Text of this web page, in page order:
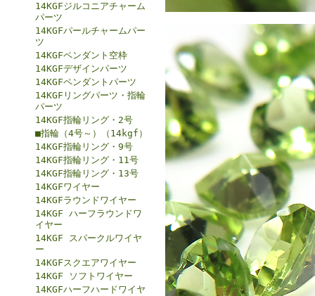
14KGFジルコニアチャーム
パーツ
14KGFパールチャームパー
ツ
14KGFペンダント空枠
14KGFデザインパーツ
14KGFペンダントパーツ
14KGFリングパーツ・指輪
パーツ
14KGF指輪リング・2号
■指輪（4号～）（14kgf）
14KGF指輪リング・9号
14KGF指輪リング・11号
14KGF指輪リング・13号
14KGFワイヤー
14KGFラウンドワイヤー
14KGF ハーフラウンドワ
イヤー
14KGF スパークルワイヤ
ー
14KGFスクエアワイヤー
14KGF ソフトワイヤー
14KGFハーフハードワイヤ